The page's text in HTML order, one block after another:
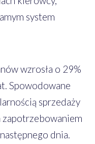
system
wzrosła o 29%
Spowodowane
sprzedaży
zapotrzebowaniem
dnia.